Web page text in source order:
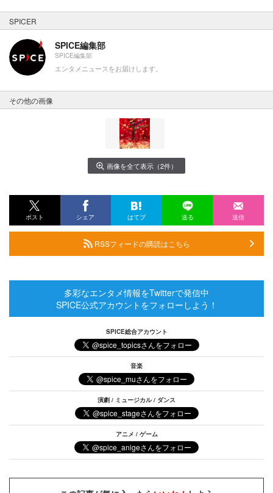
SPICER
SPICE編集部
SPICE編集部
エンタメニュースをお届けします。
その他の画像
画像を全て表示（2件）
ポスト シェア はてブ 送る 送信
RSSフィードの購読はこちら
多彩なエンタメ情報をTwitterで発信中
SPICE公式アカウントをフォローしよう！
SPICE総合アカウント
音楽
演劇 / ミュージカル / ダンス
アニメ / ゲーム